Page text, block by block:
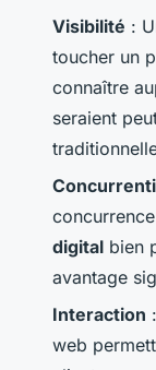
Visibilité :
toucher un
connaître
seraient
digital bien
avantage
Interaction
web